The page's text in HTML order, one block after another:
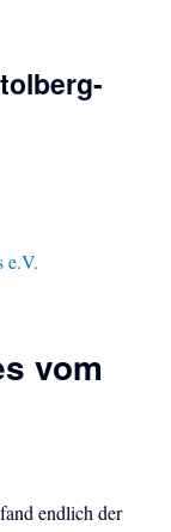
vom
endlich der